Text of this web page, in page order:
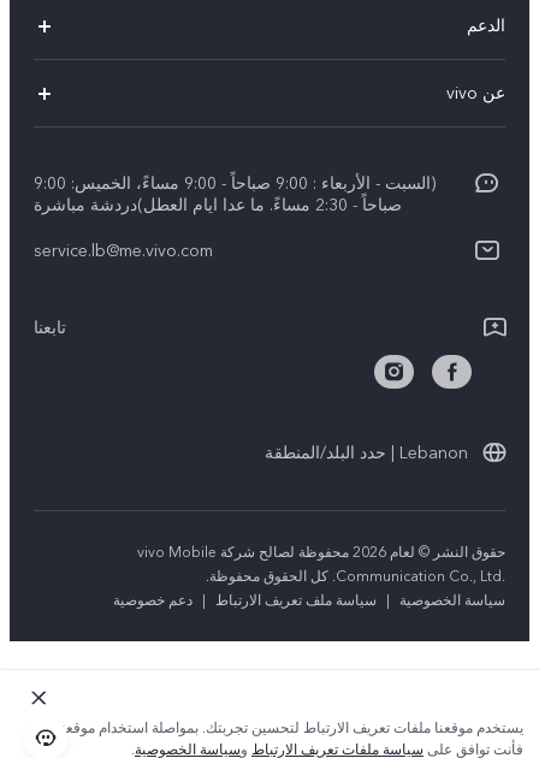
V29 Lite
Y27s
كل الموديلات
الدعم
مركز خدمات
Funtouch OS
تعلیمات الضمان
بيان الخصوصية بشأن خدمة العملاء
عن vivo
الأخبار
الإشعارات القانونية
مركز الخصوصية لدى vivo
الاستدامة
(السبت - الأربعاء : 9:00 صباحاً - 9:00 مساءً، الخميس: 9:00
صباحاً - 2:30 مساءً. ما عدا ايام العطل)دردشة مباشرة
service.lb@me.vivo.com
تابعنا
Lebanon | حدد البلد/المنطقة
حقوق النشر © لعام 2026 محفوظة لصالح شركة vivo Mobile
Communication Co., Ltd.‎. كل الحقوق محفوظة.
سياسة الخصوصية
| سياسة ملف تعريف الارتباط | دعم خصوصية
يستخدم موقعنا ملفات تعريف الارتباط لتحسين تجربتك. بمواصلة استخدام موقعنا؛
فأنت توافق على سياسة ملفات تعريف الارتباط وسياسة الخصوصية.